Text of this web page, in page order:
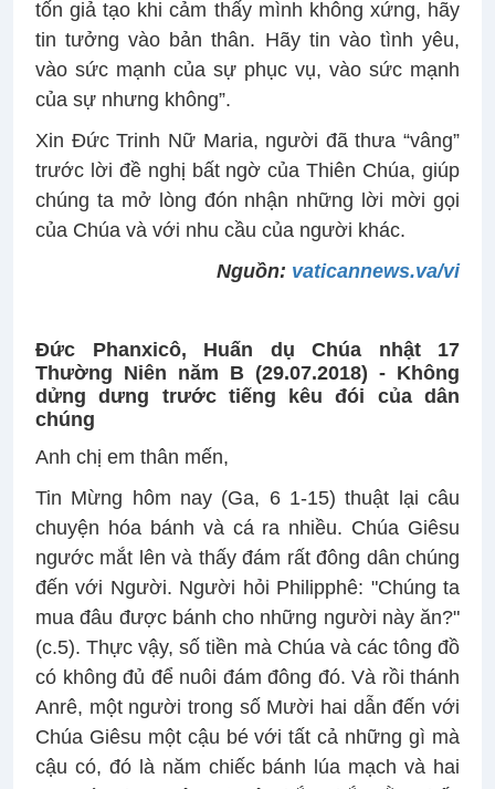
tốn giả tạo khi cảm thấy mình không xứng, hãy
tin tưởng vào bản thân. Hãy tin vào tình yêu,
vào sức mạnh của sự phục vụ, vào sức mạnh
của sự nhưng không”.
Xin Đức Trinh Nữ Maria, người đã thưa “vâng”
trước lời đề nghị bất ngờ của Thiên Chúa, giúp
chúng ta mở lòng đón nhận những lời mời gọi
của Chúa và với nhu cầu của người khác.
Nguồn: vaticannews.va/vi
Đức Phanxicô, Huấn dụ Chúa nhật 17
Thường Niên năm B (29.07.2018) - Không
dửng dưng trước tiếng kêu đói của dân
chúng
Anh chị em thân mến,
Tin Mừng hôm nay (Ga, 6 1-15) thuật lại câu
chuyện hóa bánh và cá ra nhiều. Chúa Giêsu
ngước mắt lên và thấy đám rất đông dân chúng
đến với Người. Người hỏi Philipphê: "Chúng ta
mua đâu được bánh cho những người này ăn?"
(c.5). Thực vậy, số tiền mà Chúa và các tông đồ
có không đủ để nuôi đám đông đó. Và rồi thánh
Anrê, một người trong số Mười hai dẫn đến với
Chúa Giêsu một cậu bé với tất cả những gì mà
cậu có, đó là năm chiếc bánh lúa mạch và hai